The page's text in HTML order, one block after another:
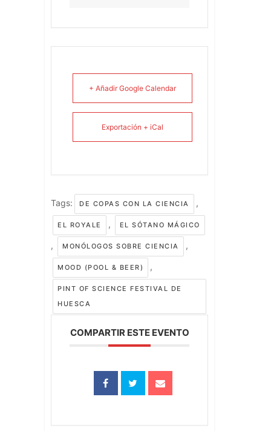
+ Añadir Google Calendar
Exportación + iCal
Tags: DE COPAS CON LA CIENCIA ,
EL ROYALE , EL SÓTANO MÁGICO
, MONÓLOGOS SOBRE CIENCIA ,
MOOD (POOL & BEER) ,
PINT OF SCIENCE FESTIVAL DE
HUESCA
COMPARTIR ESTE EVENTO